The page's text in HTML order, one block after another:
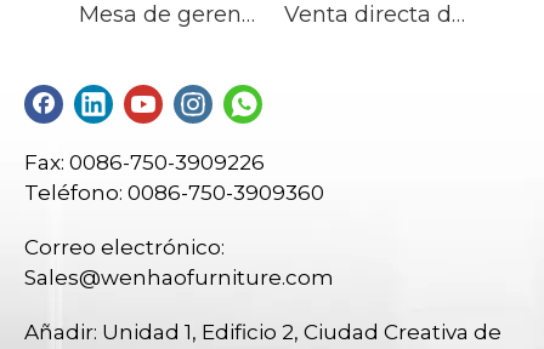
Mesa de gerente de escritorio de oficina de muebles de oficina Win Hope Venta directa de fábrica Mobiliario de oficina moderno Archivador Archivador de almacenamiento Estante para libros de oficina
Fax: 0086-750-3909226
Teléfono: 0086-750-3909360
Correo electrónico:
Sales@wenhaofurniture.com
Añadir: Unidad 1, Edificio 2, Ciudad Creativa de